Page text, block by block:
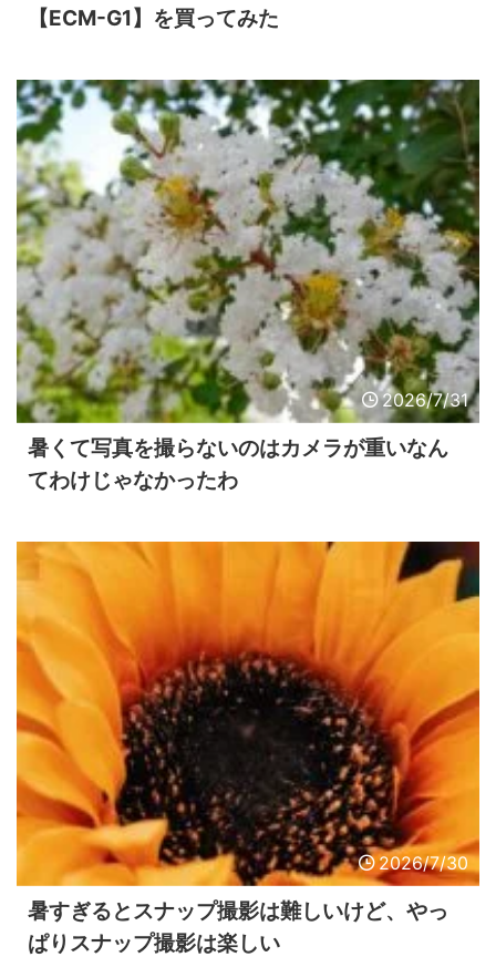
【ECM-G1】を買ってみた
2026/7/31
暑くて写真を撮らないのはカメラが重いなん
てわけじゃなかったわ
2026/7/30
暑すぎるとスナップ撮影は難しいけど、やっ
ぱりスナップ撮影は楽しい